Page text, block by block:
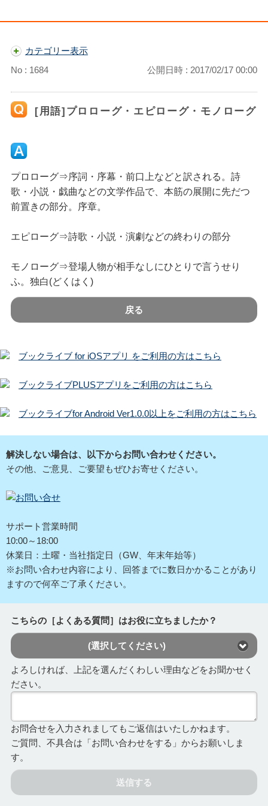
カテゴリー表示
No : 1684
公開日時 : 2017/02/17 00:00
[用語]プロローグ・エピローグ・モノローグ
プロローグ⇒序詞・序幕・前口上などと訳される。詩
歌・小説・戯曲などの文学作品で、本筋の展開に先だつ
前置きの部分。序章。
エピローグ⇒詩歌・小説・演劇などの終わりの部分
モノローグ⇒登場人物が相手なしにひとりで言うせり
ふ。独白(どくはく)
戻る
ブックライブ for iOSアプリ をご利用の方はこちら
ブックライブPLUSアプリをご利用の方はこちら
ブックライブfor Android Ver1.0.0以上をご利用の方はこちら
解決しない場合は、以下からお問い合わせください。
その他、ご意見、ご要望もぜひお寄せください。
サポート営業時間
10:00～18:00
休業日：土曜・当社指定日（GW、年末年始等）
※お問い合わせ内容により、回答までに数日かかることがあり
ますので何卒ご了承ください。
こちらの［よくある質問］はお役に立ちましたか？
(選択してください)
よろしければ、上記を選んだくわしい理由などをお聞かせく
ださい。
お問合せを入力されましてもご返信はいたしかねます。
ご質問、不具合は「お問い合わせをする」からお願いしま
す。
送信する